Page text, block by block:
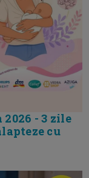
- 3 zile
cu